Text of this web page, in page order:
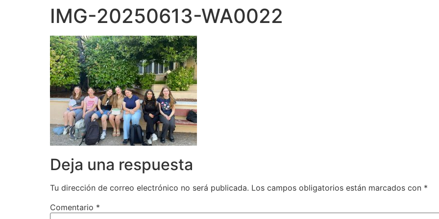
IMG-20250613-WA0022
Deja una respuesta
Tu dirección de correo electrónico no será publicada. Los campos obligatorios están marcados con *
Comentario *